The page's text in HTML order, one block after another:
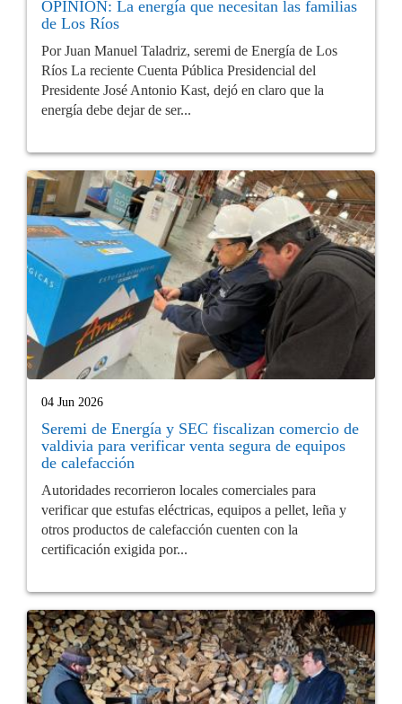
OPINIÓN: La energía que necesitan las familias
de Los Ríos
Por Juan Manuel Taladriz, seremi de Energía de Los
Ríos La reciente Cuenta Pública Presidencial del
Presidente José Antonio Kast, dejó en claro que la
energía debe dejar de ser...
04 Jun 2026
Seremi de Energía y SEC fiscalizan comercio de
valdivia para verificar venta segura de equipos
de calefacción
Autoridades recorrieron locales comerciales para
verificar que estufas eléctricas, equipos a pellet, leña y
otros productos de calefacción cuenten con la
certificación exigida por...